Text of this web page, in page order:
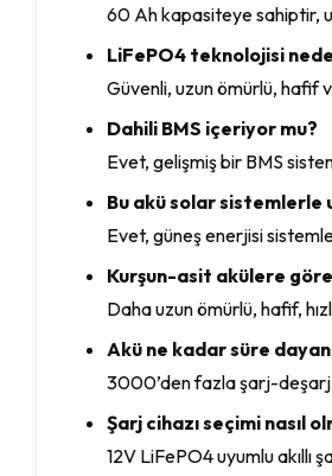
60 Ah kapasiteye sahiptir,
LiFePO4 teknolojisi
Güvenli, uzun ömürlü, hafif
Dahili BMS içeriyor mu?
Evet, gelişmiş bir BMS
Bu akü solar sistemlerle
Evet, güneş enerjisi
Kurşun-asit akülere
Daha uzun ömürlü, hafif,
Akü ne kadar süre
3000’den fazla şarj-deşarj
Şarj cihazı seçimi nasıl
12V LiFePO4 uyumlu akıllı